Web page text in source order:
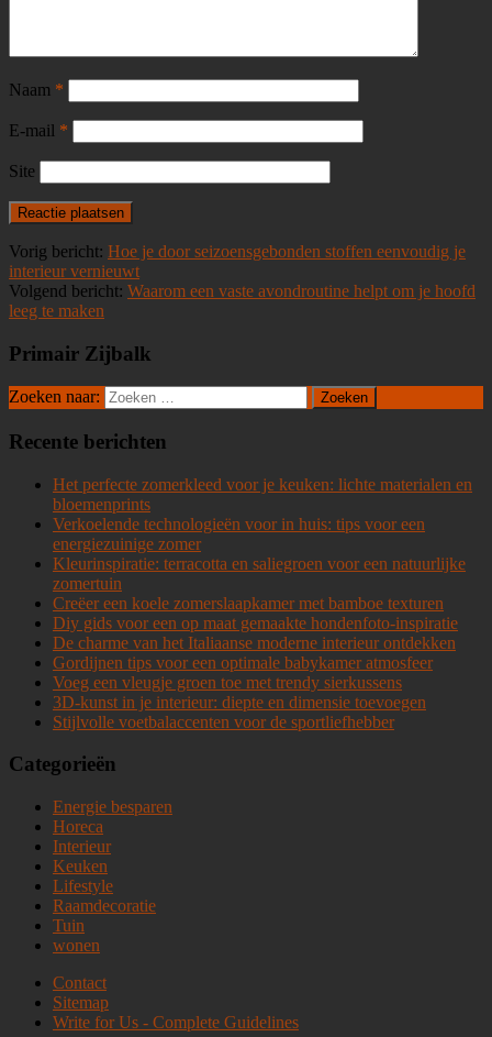
Naam *
E-mail *
Site
Vorig bericht: Hoe je door seizoensgebonden stoffen eenvoudig je
interieur vernieuwt
Volgend bericht: Waarom een vaste avondroutine helpt om je hoofd
leeg te maken
Primair Zijbalk
Zoeken naar:
Recente berichten
Het perfecte zomerkleed voor je keuken: lichte materialen en
bloemenprints
Verkoelende technologieën voor in huis: tips voor een
energiezuinige zomer
Kleurinspiratie: terracotta en saliegroen voor een natuurlijke
zomertuin
Creëer een koele zomerslaapkamer met bamboe texturen
Diy gids voor een op maat gemaakte hondenfoto-inspiratie
De charme van het Italiaanse moderne interieur ontdekken
Gordijnen tips voor een optimale babykamer atmosfeer
Voeg een vleugje groen toe met trendy sierkussens
3D-kunst in je interieur: diepte en dimensie toevoegen
Stijlvolle voetbalaccenten voor de sportliefhebber
Categorieën
Energie besparen
Horeca
Interieur
Keuken
Lifestyle
Raamdecoratie
Tuin
wonen
Contact
Sitemap
Write for Us - Complete Guidelines